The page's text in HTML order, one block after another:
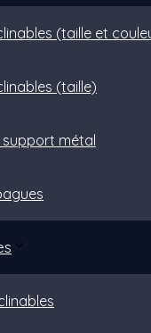
(taille et
(taille)
support métal